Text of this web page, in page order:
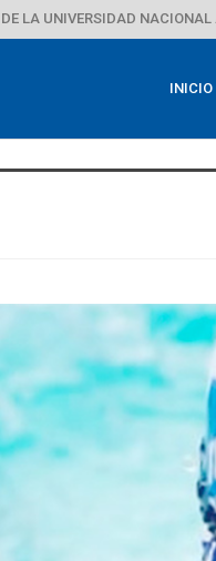
LA UNIVERSIDAD
INICIO